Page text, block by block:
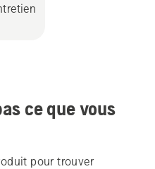
ce que vous
pour trouver